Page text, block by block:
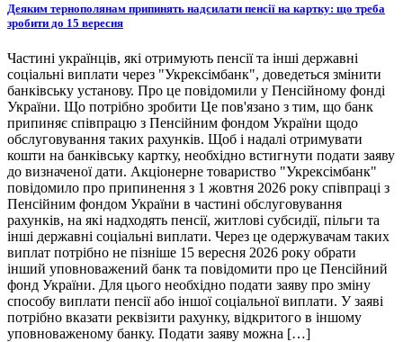
Деяким тернополянам припинять надсилати пенсії на картку: що треба
зробити до 15 вересня
Частині українців, які отримують пенсії та інші державні
соціальні виплати через "Укрексімбанк", доведеться змінити
банківську установу. Про це повідомили у Пенсійному фонді
України. Що потрібно зробити Це пов'язано з тим, що банк
припиняє співпрацю з Пенсійним фондом України щодо
обслуговування таких рахунків. Щоб і надалі отримувати
кошти на банківську картку, необхідно встигнути подати заяву
до визначеної дати. Акціонерне товариство "Укрексімбанк"
повідомило про припинення з 1 жовтня 2026 року співпраці з
Пенсійним фондом України в частині обслуговування
рахунків, на які надходять пенсії, житлові субсидії, пільги та
інші державні соціальні виплати. Через це одержувачам таких
виплат потрібно не пізніше 15 вересня 2026 року обрати
інший уповноважений банк та повідомити про це Пенсійний
фонд України. Для цього необхідно подати заяву про зміну
способу виплати пенсії або іншої соціальної виплати. У заяві
потрібно вказати реквізити рахунку, відкритого в іншому
уповноваженому банку. Подати заяву можна […]